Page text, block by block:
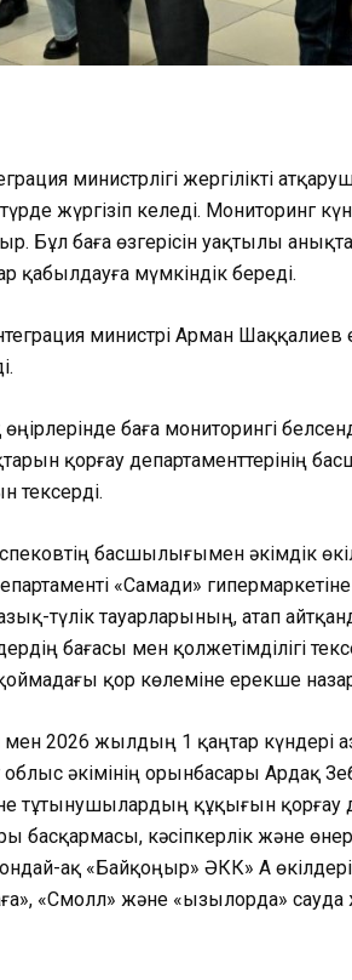
министрлігі жергілікті
түрде жүргізіп келеді. Мониторинг
Бұл баға өзгерісін уақтылы
қабылдауға мүмкіндік береді.
министрі Арман Шаққалиев
баға мониторингі
қорғау департаменттерінің
тексерді.
басшылығымен әкімдік
«Самади»
түлік тауарларының, атап
бағасы мен қолжетімділігі
қор көлеміне ерекше
2026 жылдың 1 қаңтар күндері
әкімінің орынбасары Ардақ
тұтынушылардың құқығын қорғау
кәсіпкерлік және
ақ «Байқоңыр» ӘКК» АҚ
«Смолл» және «Қызылорда» сауда